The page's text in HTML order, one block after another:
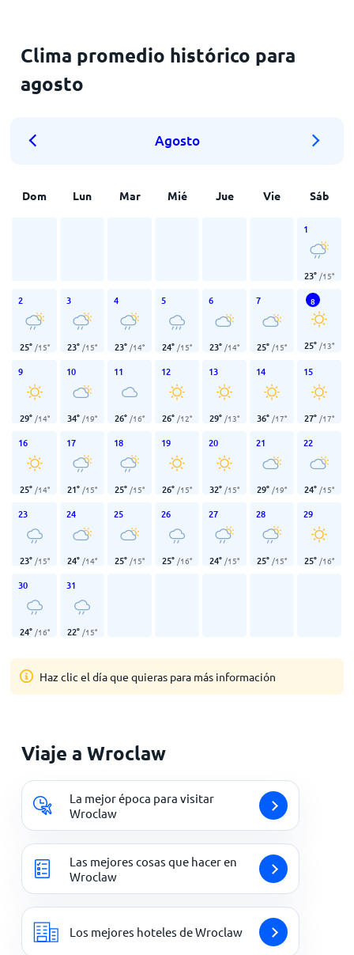
Clima promedio histórico para
agosto
Agosto
Dom Lun Mar Mié Jue Vie Sáb
1
23° /15°
2
25° /15°
3
23° /15°
4
23° /14°
5
24° /15°
6
23° /14°
7
25° /15°
8
25° /13°
9
29° /14°
10
34° /19°
11
26° /16°
12
26° /12°
13
29° /13°
14
36° /17°
15
27° /17°
16
25° /14°
17
21° /15°
18
25° /15°
19
26° /15°
20
32° /15°
21
29° /19°
22
24° /15°
23
23° /15°
24
24° /14°
25
25° /15°
26
25° /16°
27
24° /15°
28
25° /15°
29
25° /16°
30
24° /16°
31
22° /15°
Haz clic el día que quieras para más información
Viaje a Wroclaw
La mejor época para visitar
Wroclaw
Las mejores cosas que hacer en
Wroclaw
Los mejores hoteles de Wroclaw